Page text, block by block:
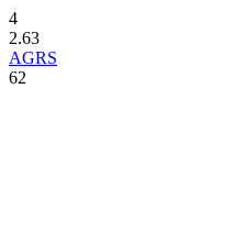
4
2.63
AGRS
62